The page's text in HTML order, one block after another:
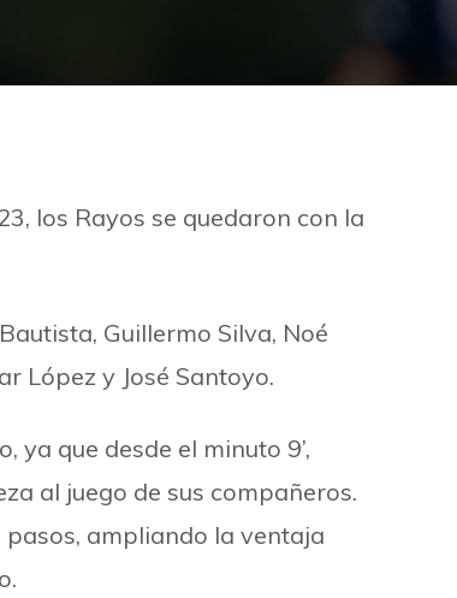
los Rayos se quedaron con la
Guillermo Silva, Noé
López y José Santoyo.
ya que desde el minuto 9’,
al juego de sus compañeros.
ampliando la ventaja